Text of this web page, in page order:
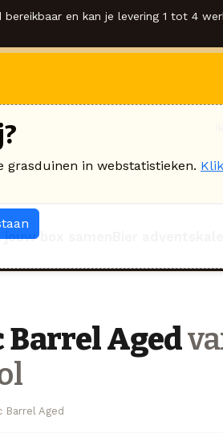
en kan je levering 1 tot 4
box samen
Aged
Barrel Aged
in webstatistieken.